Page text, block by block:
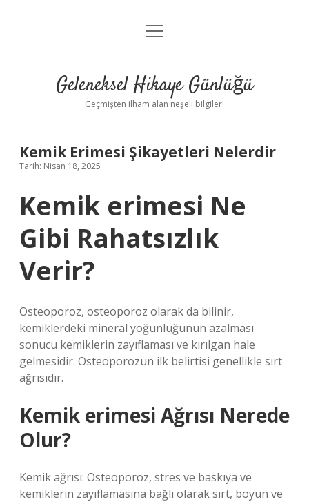
Anasayfa
Yasal Uyarı
menüyü
Geleneksel Hikaye Günlüğü
Geçmişten ilham alan neşeli bilgiler!
Kemik Erimesi Şikayetleri Nelerdir
Tarih: Nisan 18, 2025
Kemik erimesi Ne
Gibi Rahatsızlık
Verir?
Osteoporoz, osteoporoz olarak da bilinir,
kemiklerdeki mineral yoğunluğunun azalması
sonucu kemiklerin zayıflaması ve kırılgan hale
gelmesidir. Osteoporozun ilk belirtisi genellikle sırt
ağrısıdır.
Kemik erimesi Ağrısı Nerede
Olur?
Kemik ağrısı: Osteoporoz, stres ve baskıya ve
kemiklerin zayıflamasına bağlı olarak sırt, boyun ve